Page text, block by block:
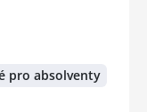
pro absolventy